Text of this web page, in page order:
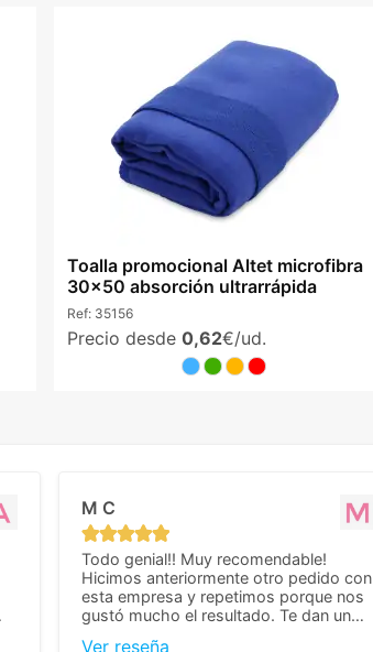
Toalla promocional Altet microfibra
30x50 absorción ultrarrápida
Ref: 35156
Precio desde 0,62€/ud.
M C
Todo genial!! Muy recomendable!
Hicimos anteriormente otro pedido con
esta empresa y repetimos porque nos
gustó mucho el resultado. Te dan un
Ver reseña